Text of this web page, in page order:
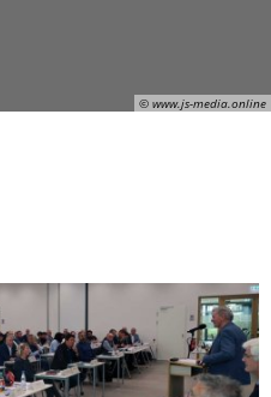
© www.js-media.online
Julian Schaepertoens, © www.js-media.online